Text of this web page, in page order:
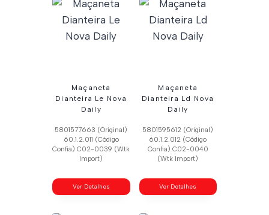
Maçaneta
Dianteira Le Nova
Daily
5801577663 (Original)
60.1.2.011 (Código
Confia) C02-0039 (Wtk
Import)
Ver Detalhes
Maçaneta
Dianteira Ld Nova
Daily
5801595612 (Original)
60.1.2.012 (Código
Confia) C02-0040
(Wtk Import)
Ver Detalhes